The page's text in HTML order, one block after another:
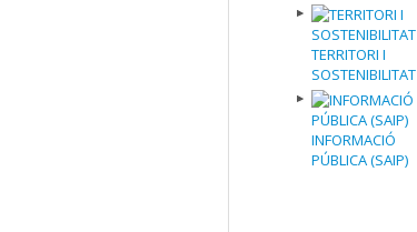
TERRITORI I
SOSTENIBILITAT
INFORMACIÓ
PÚBLICA (SAIP)